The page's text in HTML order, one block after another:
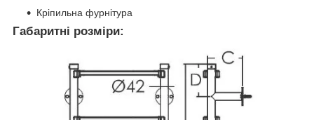
Кріпильна фурнітура
Габаритні розміри: